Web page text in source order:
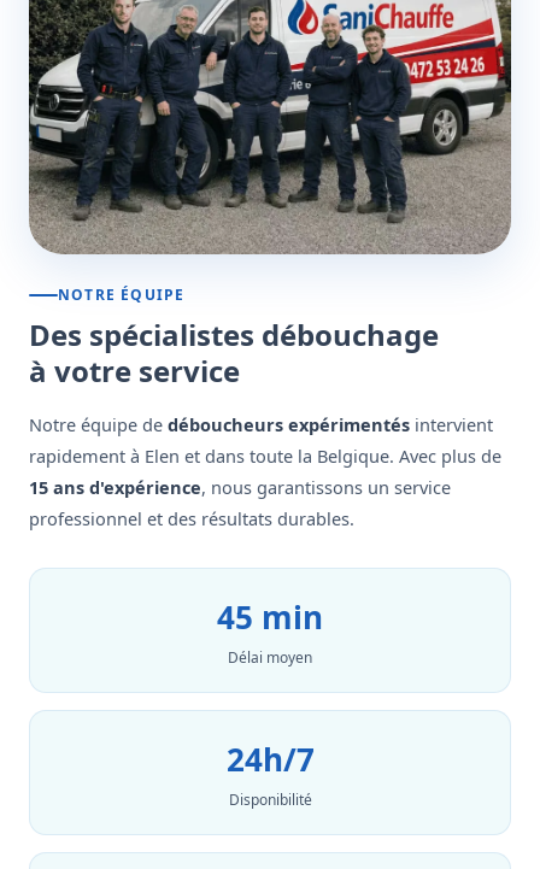
NOTRE ÉQUIPE
Des spécialistes débouchage
à votre service
Notre équipe de déboucheurs expérimentés intervient
rapidement à Elen et dans toute la Belgique. Avec plus de
15 ans d'expérience, nous garantissons un service
professionnel et des résultats durables.
45 min
Délai moyen
24h/7
Disponibilité